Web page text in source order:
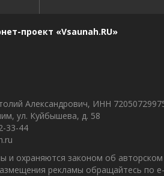
в 02:18
Да(0) Нет(0)
проект «Vsaunah.RU»
Александрович, ИНН
ул. Куйбышева, д. 58
33-44
и охраняются законом об
рекламы обращайтесь по